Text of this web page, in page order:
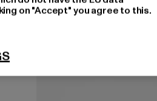
on "Accept" you agree to this.